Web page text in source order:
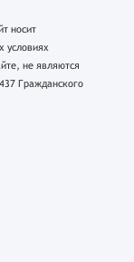
носит
условиях
не являются
Гражданского